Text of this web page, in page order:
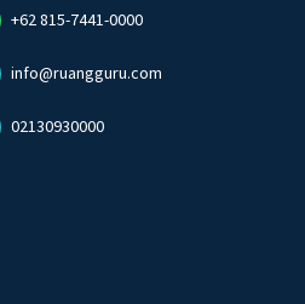
+62 815-7441-0000
info@ruangguru.com
02130930000